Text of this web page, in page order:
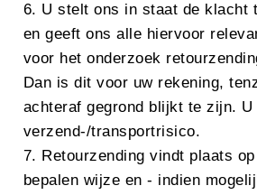
6. U stelt ons in staat de klacht
en geeft ons alle hiervoor
voor het onderzoek
Dan is dit voor uw rekening,
achteraf gegrond blijkt te zijn.
verzend-/transportrisico.
7. Retourzending vindt plaats
bepalen wijze en - indien